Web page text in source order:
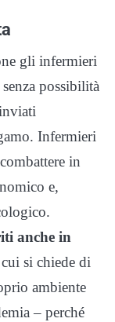
gli infermieri
possibilità
Infermieri
in
e,
anche in
si chiede di
ambiente
– perché